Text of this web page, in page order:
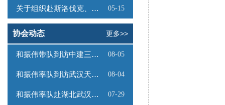
关于组织赴斯洛伐克、奥地利商务考察的函 05-15
协会动态 更多>>
和振伟带队到访中建三局数字工程有限公司 08-05
和振伟率队到访武汉天源集团 08-04
和振伟率队赴湖北武汉调研 07-29